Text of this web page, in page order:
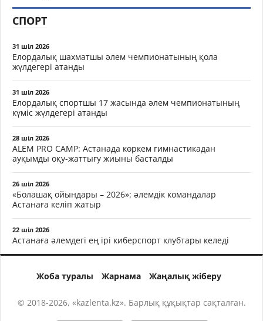
СПОРТ
31 шіл 2026
Елордалық шахматшы әлем чемпионатының қола
жүлдегері атанды
31 шіл 2026
Елордалық спортшы 17 жасында әлем чемпионатының
күміс жүлдегері атанды
28 шіл 2026
ALEM PRO CAMP: Астанада көркем гимнастикадан
ауқымды оқу-жаттығу жиыны басталды
26 шіл 2026
«Болашақ ойындары – 2026»: әлемдік командалар
Астанаға келіп жатыр
22 шіл 2026
Астанаға әлемдегі ең ірі киберспорт клубтары келеді
Жоба туралы Жарнама Жаңалық жіберу
© 2018-2026, «kazlenta.kz». Барлық құқықтар сақталған.